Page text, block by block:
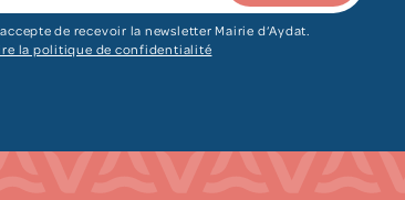
de recevoir la newsletter Mairie d‘Aydat.
la politique de confidentialité